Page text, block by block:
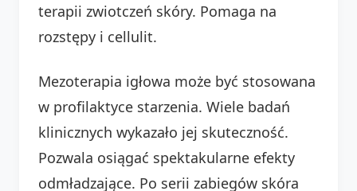
terapii zwiotczeń skóry. Pomaga na
rozstępy i cellulit.
Mezoterapia igłowa może być stosowana
w profilaktyce starzenia. Wiele badań
klinicznych wykazało jej skuteczność.
Pozwala osiągać spektakularne efekty
odmładzające. Po serii zabiegów skóra